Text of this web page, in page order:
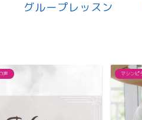
グループレッスン
ラティス マシンピ